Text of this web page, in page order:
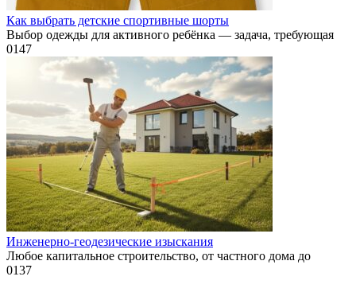
Как выбрать детские спортивные шорты
Выбор одежды для активного ребёнка — задача, требующая
0147
Инженерно-геодезические изыскания
Любое капитальное строительство, от частного дома до
0137